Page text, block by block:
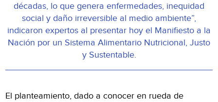
décadas, lo que genera enfermedades, inequidad
social y daño irreversible al medio ambiente”,
indicaron expertos al presentar hoy el Manifiesto a la
Nación por un Sistema Alimentario Nutricional, Justo
y Sustentable.
El planteamiento, dado a conocer en rueda de